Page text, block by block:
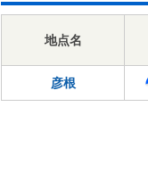
地点名
彦根